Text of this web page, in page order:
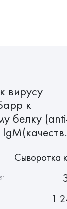
вирусу
к
белку
1